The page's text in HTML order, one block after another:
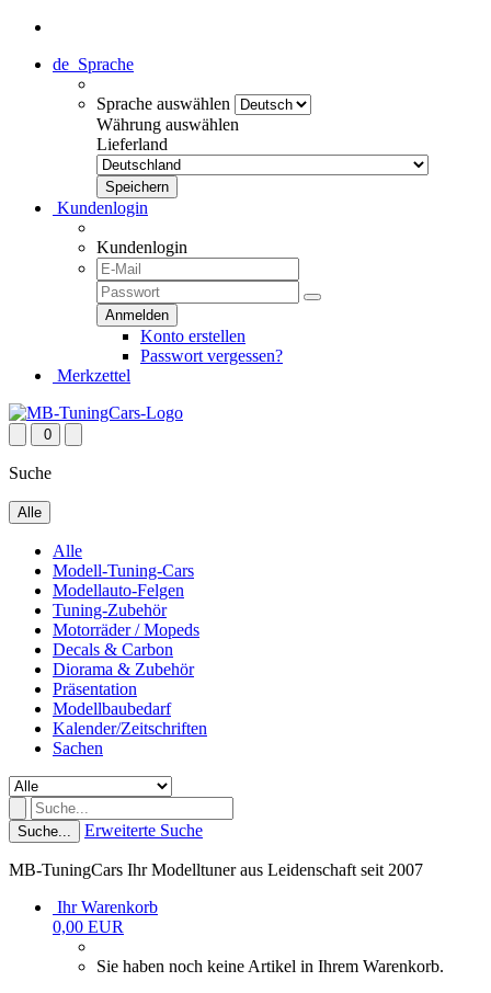
de Sprache
Sprache auswählen
Währung auswählen
Lieferland
Kundenlogin
Kundenlogin
Konto erstellen
Passwort vergessen?
Merkzettel
0
Suche
Alle
Alle
Modell-Tuning-Cars
Modellauto-Felgen
Tuning-Zubehör
Motorräder / Mopeds
Decals & Carbon
Diorama & Zubehör
Präsentation
Modellbaubedarf
Kalender/Zeitschriften
Sachen
Suche... Erweiterte Suche
MB-TuningCars Ihr Modelltuner aus Leidenschaft seit 2007
Ihr Warenkorb
0,00 EUR
Sie haben noch keine Artikel in Ihrem Warenkorb.